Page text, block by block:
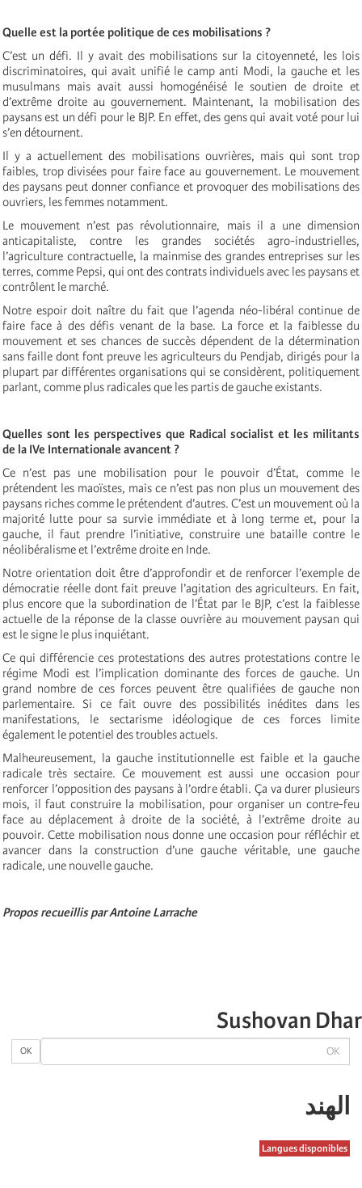
OK
OK
الھند
Langues disponibles
Quelle est la portée politique de ces mobilisations ?
C’est un défi. Il y avait des mobilisations sur la citoyenneté, les lois
discriminatoires, qui avait unifié le camp anti Modi, la gauche et les
musulmans mais avait aussi homogénéisé le soutien de droite et
d’extrême droite au gouvernement. Maintenant, la mobilisation des
paysans est un défi pour le BJP. En effet, des gens qui avait voté pour lui
s’en détournent.
Il y a actuellement des mobilisations ouvrières, mais qui sont trop
faibles, trop divisées pour faire face au gouvernement. Le mouvement
des paysans peut donner confiance et provoquer des mobilisations des
ouvriers, les femmes notamment.
Le mouvement n’est pas révolutionnaire, mais il a une dimension
anticapitaliste, contre les grandes sociétés agro-industrielles,
l’agriculture contractuelle, la mainmise des grandes entreprises sur les
terres, comme Pepsi, qui ont des contrats individuels avec les paysans et
contrôlent le marché.
Notre espoir doit naître du fait que l’agenda néo-libéral continue de
faire face à des défis venant de la base. La force et la faiblesse du
mouvement et ses chances de succès dépendent de la détermination
sans faille dont font preuve les agriculteurs du Pendjab, dirigés pour la
plupart par différentes organisations qui se considèrent, politiquement
parlant, comme plus radicales que les partis de gauche existants.
Quelles sont les perspectives que Radical socialist et les militants
de la IVe Internationale avancent ?
Ce n’est pas une mobilisation pour le pouvoir d’État, comme le
prétendent les maoïstes, mais ce n’est pas non plus un mouvement des
paysans riches comme le prétendent d’autres. C’est un mouvement où la
majorité lutte pour sa survie immédiate et à long terme et, pour la
gauche, il faut prendre l’initiative, construire une bataille contre le
néolibéralisme et l’extrême droite en Inde.
Notre orientation doit être d’approfondir et de renforcer l’exemple de
démocratie réelle dont fait preuve l’agitation des agriculteurs. En fait,
plus encore que la subordination de l’État par le BJP, c’est la faiblesse
actuelle de la réponse de la classe ouvrière au mouvement paysan qui
est le signe le plus inquiétant.
Ce qui différencie ces protestations des autres protestations contre le
régime Modi est l’implication dominante des forces de gauche. Un
grand nombre de ces forces peuvent être qualifiées de gauche non
parlementaire. Si ce fait ouvre des possibilités inédites dans les
manifestations, le sectarisme idéologique de ces forces limite
également le potentiel des troubles actuels.
Malheureusement, la gauche institutionnelle est faible et la gauche
radicale très sectaire. Ce mouvement est aussi une occasion pour
renforcer l’opposition des paysans à l’ordre établi. Ça va durer plusieurs
mois, il faut construire la mobilisation, pour organiser un contre-feu
face au déplacement à droite de la société, à l’extrême droite au
pouvoir. Cette mobilisation nous donne une occasion pour réfléchir et
avancer dans la construction d’une gauche véritable, une gauche
radicale, une nouvelle gauche.
Propos recueillis par Antoine Larrache
Sushovan Dhar